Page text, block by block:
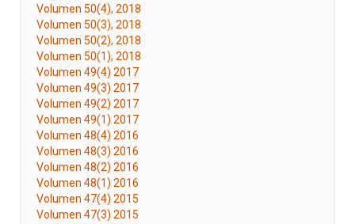
Volumen 50(4), 2018
Volumen 50(3), 2018
Volumen 50(2), 2018
Volumen 50(1), 2018
Volumen 49(4) 2017
Volumen 49(3) 2017
Volumen 49(2) 2017
Volumen 49(1) 2017
Volumen 48(4) 2016
Volumen 48(3) 2016
Volumen 48(2) 2016
Volumen 48(1) 2016
Volumen 47(4) 2015
Volumen 47(3) 2015